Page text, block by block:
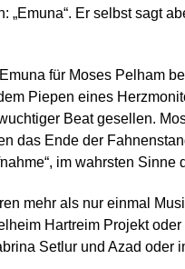
Er selbst sagt
für Moses Pelham
Piepen eines
Beat gesellen.
das Ende der
im wahrsten Sinne
mehr als nur einmal
Hartreim Projekt
Setlur und Azad oder